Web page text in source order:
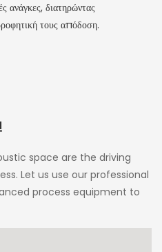
ανάγκες, διατηρώντας
τους απόδοση.
space are the driving
Let us use our professional
process equipment to